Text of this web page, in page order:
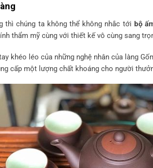
thì chúng ta không thể không nhắc tới bộ
thẩm mỹ cùng với thiết kế vô cùng sang
khéo léo của những nghệ nhân của làng
cấp một lượng chất khoáng cho người